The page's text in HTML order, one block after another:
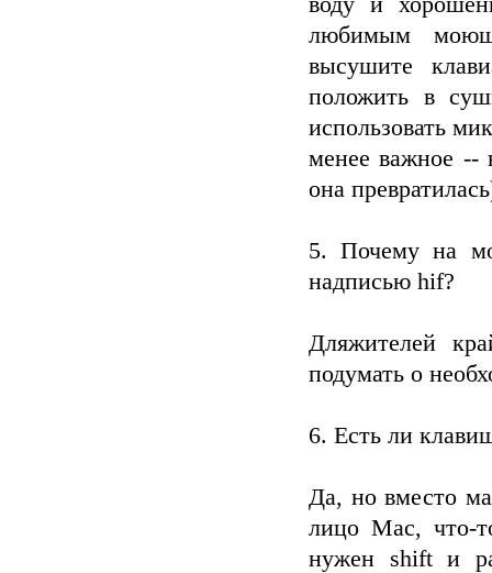
любимым
высушите
положить в
использовать
менее важное --
она
5. Почему на
надписью hif?
Дляжителей
подумать о
6. Есть ли
Да, но вместо
лицо Mac, что-
нужен shift и